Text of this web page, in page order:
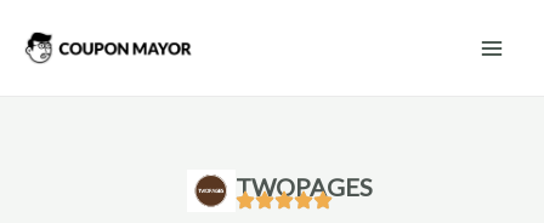
naar
TWOPAGES